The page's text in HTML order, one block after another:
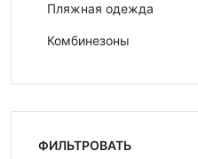
Пляжная одежда
Комбинезоны
ФИЛЬТРОВАТЬ